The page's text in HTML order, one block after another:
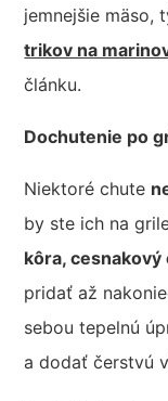
jemnejšie mäso,
trikov na
článku.
Dochutenie po
Niektoré chute
by ste ich na
kôra,
pridať až
sebou tepelnú
a dodať čerstvú